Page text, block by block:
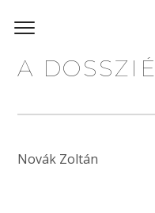
A DOSSZIÉ
Novák Zoltán